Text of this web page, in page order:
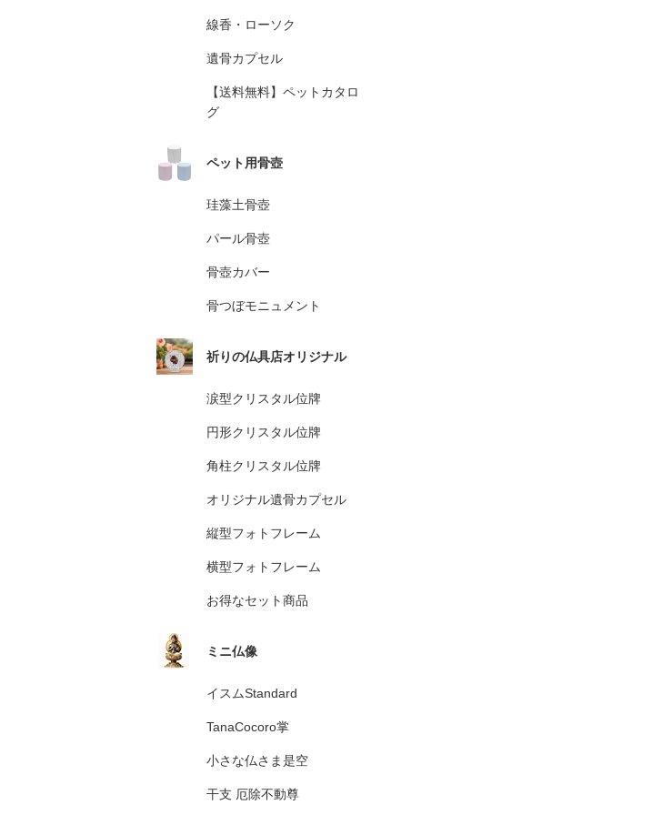
線香・ローソク
遺骨カプセル
【送料無料】ペットカタロ
グ
ペット用骨壺
珪藻土骨壺
パール骨壺
骨壺カバー
骨つぼモニュメント
祈りの仏具店オリジナル
涙型クリスタル位牌
円形クリスタル位牌
角柱クリスタル位牌
オリジナル遺骨カプセル
縦型フォトフレーム
横型フォトフレーム
お得なセット商品
ミニ仏像
イスムStandard
TanaCocoro掌
小さな仏さま是空
干支 厄除不動尊